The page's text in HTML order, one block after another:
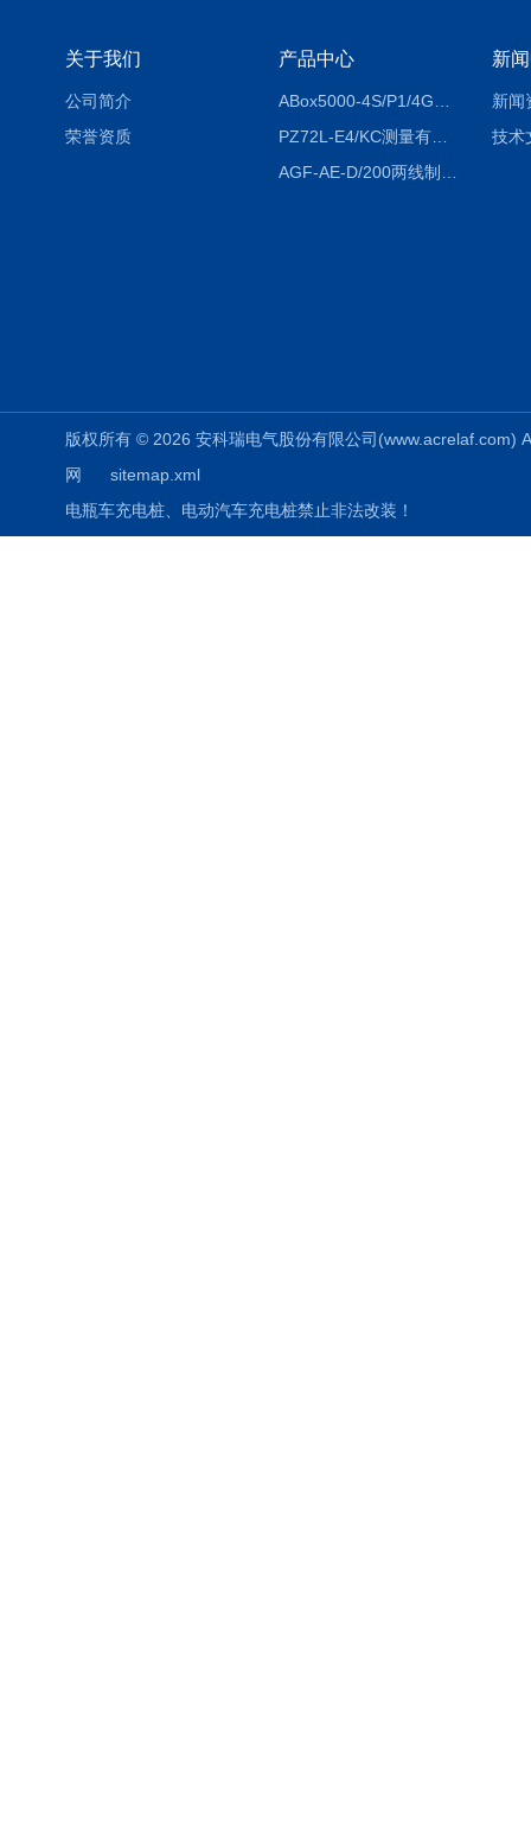
关于我们
公司简介
荣誉资质
产品中心
PZ72L-E4/KC测量有功电能（EPI/EPE）嵌入式电表
新
新闻
技术
版权所有 © 2026 安科瑞电气股份有限公司
网
sitemap.xml
电瓶车充电桩、电动汽车充电桩禁止非法改装！